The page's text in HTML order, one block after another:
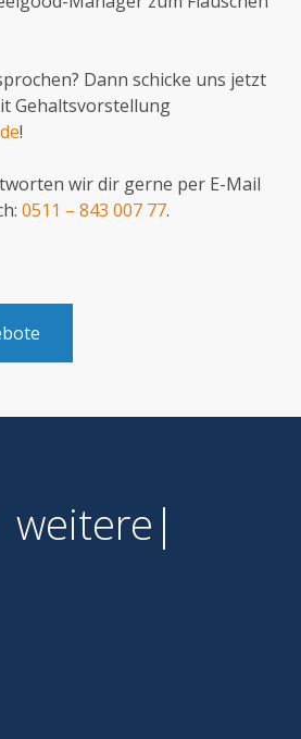
Dann schicke uns jetzt
Gehaltsvorstellung
!
wir dir gerne per E-Mail
0511 – 843 007 77.
weiterentwic